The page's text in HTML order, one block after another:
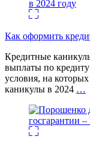
Как оформить
Кредитные
выплаты по
условия, на
каникулы в 2024 …